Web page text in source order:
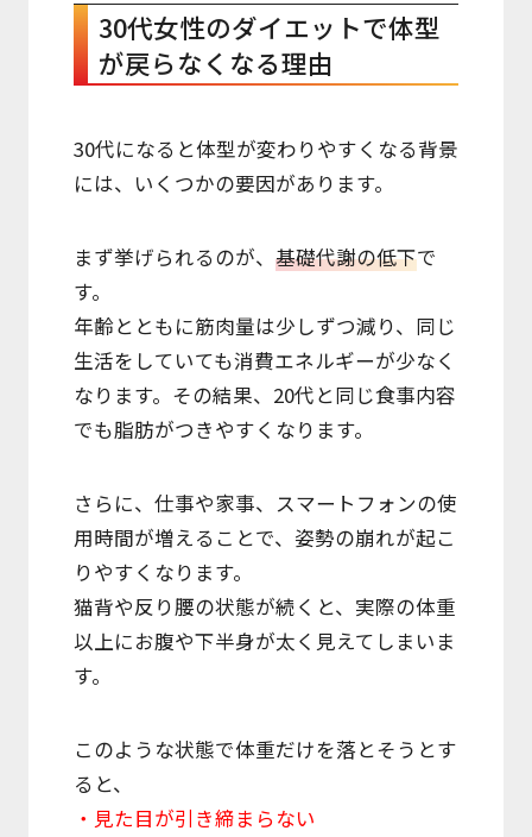
30代女性のダイエットで体型
が戻らなくなる理由
30代になると体型が変わりやすくなる背景
には、いくつかの要因があります。
まず挙げられるのが、 基礎代謝の低下で
す。
年齢とともに筋肉量は少しずつ減り、同じ
生活をしていても消費エネルギーが少なく
なります。その結果、20代と同じ食事内容
でも脂肪がつきやすくなります。
さらに、仕事や家事、スマートフォンの使
用時間が増えることで、姿勢の崩れが起こ
りやすくなります。
猫背や反り腰の状態が続くと、実際の体重
以上にお腹や下半身が太く見えてしまいま
す。
このような状態で体重だけを落とそうとす
ると、
・見た目が引き締まらない